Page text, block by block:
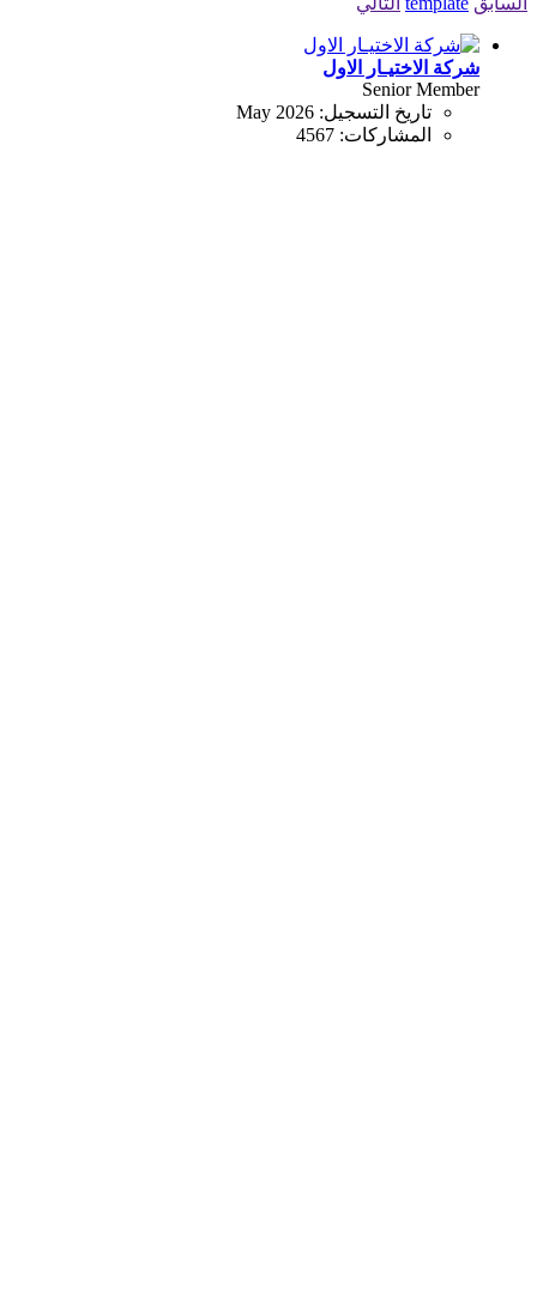
شركة الاختيـار الاول
Senior Member
تاريخ التسجيل: May 2026
المشاركات: 4567